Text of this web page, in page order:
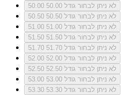
50.00
לא ניתן לבחור גודל 50.00
50.50
לא ניתן לבחור גודל 50.50
51.00
לא ניתן לבחור גודל 51.00
51.50
לא ניתן לבחור גודל 51.50
51.70
לא ניתן לבחור גודל 51.70
52.00
לא ניתן לבחור גודל 52.00
52.50
לא ניתן לבחור גודל 52.50
53.00
לא ניתן לבחור גודל 53.00
53.30
לא ניתן לבחור גודל 53.30